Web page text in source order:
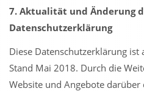
7. Aktualität und Änderung
Datenschutzerklärung
Diese Datenschutzerklärung
Stand Mai 2018. Durch die
Website und Angebote